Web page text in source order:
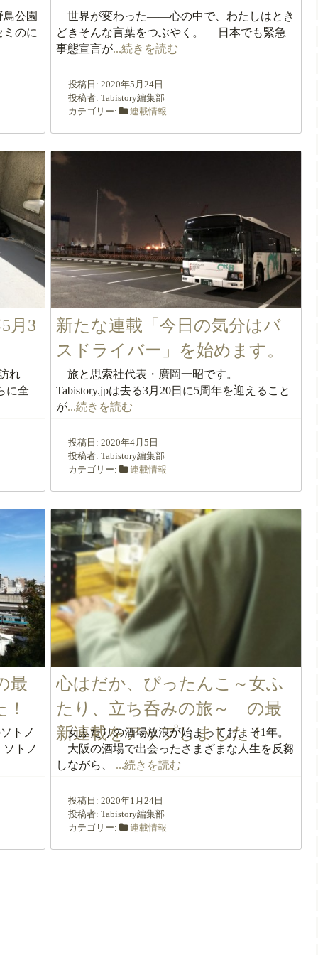
公園
のに
世界が変わった――心の中で、わたしはとき
どきそんな言葉をつぶやく。 日本でも緊急
事態宣言が...続きを読む
投稿日: 2020年5月24日
投稿者: Tabistory編集部
カテゴリー:
連載情報
月3
れ
に全
新たな連載「今日の気分はバ
スドライバー」を始めます。
旅と思索社代表・廣岡一昭です。
Tabistory.jpは去る3月20日に5周年を迎えること
が...続きを読む
投稿日: 2020年4月5日
投稿者: Tabistory編集部
カテゴリー:
連載情報
最
トノ
トノ
心はだか、ぴったんこ～女ふ
たり、立ち呑みの旅～ の最
新連載をアップしました！
女ふたりの酒場放浪が始まっておよそ1年。
大阪の酒場で出会ったさまざまな人生を反芻
しながら、 ...続きを読む
投稿日: 2020年1月24日
投稿者: Tabistory編集部
カテゴリー:
連載情報